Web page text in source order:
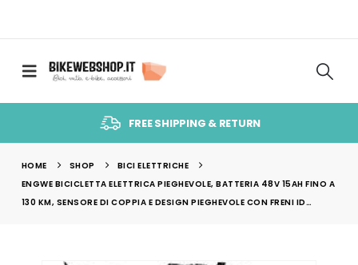
FREE SHIPPING & RETURN
HOME SHOP
BICI ELETTRICHE
ENGWE BICICLETTA ELETTRICA PIEGHEVOLE, BATTERIA 48V 15AH FINO A
130 KM, SENSORE DI COPPIA E DESIGN PIEGHEVOLE CON FRENI ID…